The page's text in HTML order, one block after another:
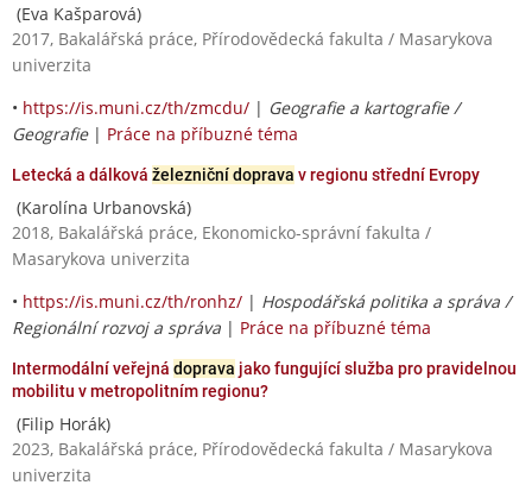
(Eva Kašparová)
2017, Bakalářská práce, Přírodovědecká fakulta / Masarykova
univerzita
• https://is.muni.cz/th/zmcdu/ | Geografie a kartografie /
Geografie| Práce na příbuzné téma
Letecká a dálková železniční doprava v regionu střední Evropy
(Karolína Urbanovská)
2018, Bakalářská práce, Ekonomicko-správní fakulta /
Masarykova univerzita
• https://is.muni.cz/th/ronhz/ | Hospodářská politika a správa /
Regionální rozvoj a správa | Práce na příbuzné téma
Intermodální veřejná doprava jako fungující služba pro pravidelnou
mobilitu v metropolitním regionu?
(Filip Horák)
2023, Bakalářská práce, Přírodovědecká fakulta / Masarykova
univerzita